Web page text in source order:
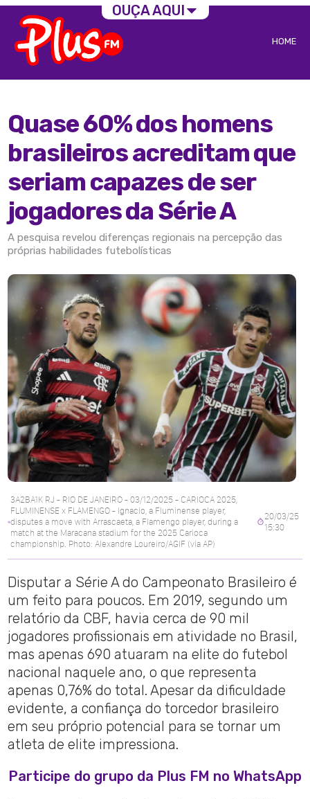
HOME
Quase 60% dos homens
brasileiros acreditam que
seriam capazes de ser
jogadores da Série A
A pesquisa revelou diferenças regionais na percepção das
próprias habilidades futebolísticas
3A2BA1K RJ - RIO DE JANEIRO - 03/12/2025 - CARIOCA 2025,
FLUMINENSE x FLAMENGO - Ignacio, a Fluminense player,
disputes a move with Arrascaeta, a Flamengo player, during a
match at the Maracana stadium for the 2025 Carioca
championship. Photo: Alexandre Loureiro/AGIF (via AP)
20/03/25
15:30
Disputar a Série A do Campeonato Brasileiro é
um feito para poucos. Em 2019, segundo um
relatório da CBF, havia cerca de 90 mil
jogadores profissionais em atividade no Brasil,
mas apenas 690 atuaram na elite do futebol
nacional naquele ano, o que representa
apenas 0,76% do total. Apesar da dificuldade
evidente, a confiança do torcedor brasileiro
em seu próprio potencial para se tornar um
atleta de elite impressiona.
Participe do grupo da Plus FM no WhatsApp
OUÇA AQUI